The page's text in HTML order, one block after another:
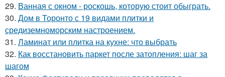
29. Ванная с окном - роскошь, которую стоит обыграть.
30. Дом в Торонто с 19 видами плитки и
средиземноморским настроением.
31. Ламинат или плитка на кухне: что выбрать
32. Как восстановить паркет после затопления: шаг за
шагом